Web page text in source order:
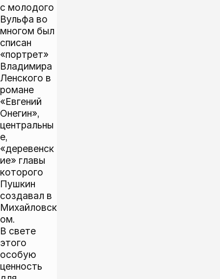
с молодого
Вульфа во
многом был
списан
«портрет»
Владимира
Ленского в
романе
«Евгений
Онегин»,
центральны
е,
«деревенск
ие» главы
которого
Пушкин
создавал в
Михайловск
ом.
В свете
этого
особую
ценность